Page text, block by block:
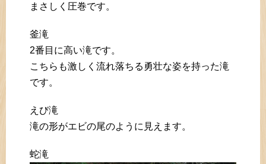
まさしく圧巻です。
釜滝
2番目に高い滝です。
こちらも激しく流れ落ちる勇壮な姿を持った滝
です。
えび滝
滝の形がエビの尾のように見えます。
蛇滝